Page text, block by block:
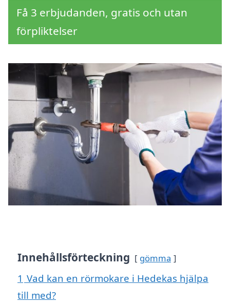
Få 3 erbjudanden, gratis och utan
förpliktelser
Innehållsförteckning gömma
1 Vad kan en rörmokare i Hedekas hjälpa
till med?